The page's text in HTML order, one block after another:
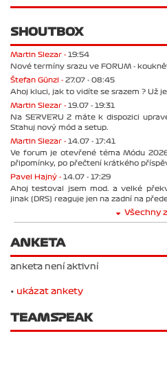
SHOUTBOX
Martin Slezar - 19:54
Nové termíny srazu ve FORUM -
Štefan Günzl - 27.07 - 08:45
Ahoj kluci, jak to vidíte se srazem ? Už
Martin Slezar - 19.07 - 19:31
Na SERVERU 2 máte k dispozici
Stahuj nový mód a setup.
Martin Slezar - 14.07 - 17:41
Ve forum je otevřené téma Módu
připomínky, po přečtení krátkého
Pavel Hajný - 14.07 - 17:29
Ahoj testoval jsem mod. a velké
jinak (DRS) reaguje jen na zadní na
Všechny
ANKETA
anketa není aktivní
• ukázat ankety
TEAMSPEAK